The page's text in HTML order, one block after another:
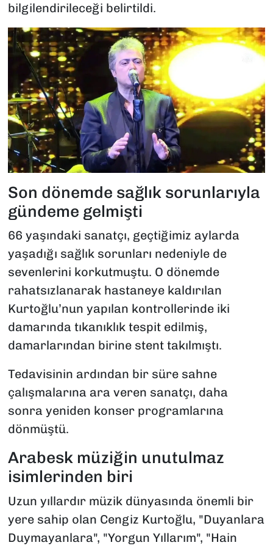
bilgilendirileceği belirtildi.
Son dönemde sağlık sorunlarıyla
gündeme gelmişti
66 yaşındaki sanatçı, geçtiğimiz aylarda
yaşadığı sağlık sorunları nedeniyle de
sevenlerini korkutmuştu. O dönemde
rahatsızlanarak hastaneye kaldırılan
Kurtoğlu’nun yapılan kontrollerinde iki
damarında tıkanıklık tespit edilmiş,
damarlarından birine stent takılmıştı.
Tedavisinin ardından bir süre sahne
çalışmalarına ara veren sanatçı, daha
sonra yeniden konser programlarına
dönmüştü.
Arabesk müziğin unutulmaz
isimlerinden biri
Uzun yıllardır müzik dünyasında önemli bir
yere sahip olan Cengiz Kurtoğlu, "Duyanlara
Duymayanlara", "Yorgun Yıllarım", "Hain